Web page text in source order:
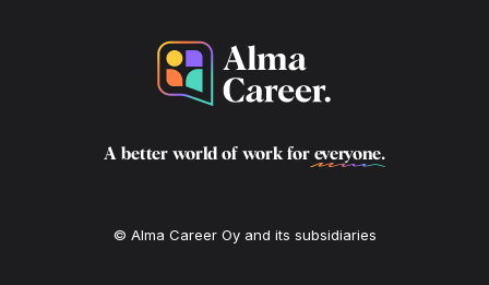
A better world of work for everyone.
© Alma Career Oy and its subsidiaries